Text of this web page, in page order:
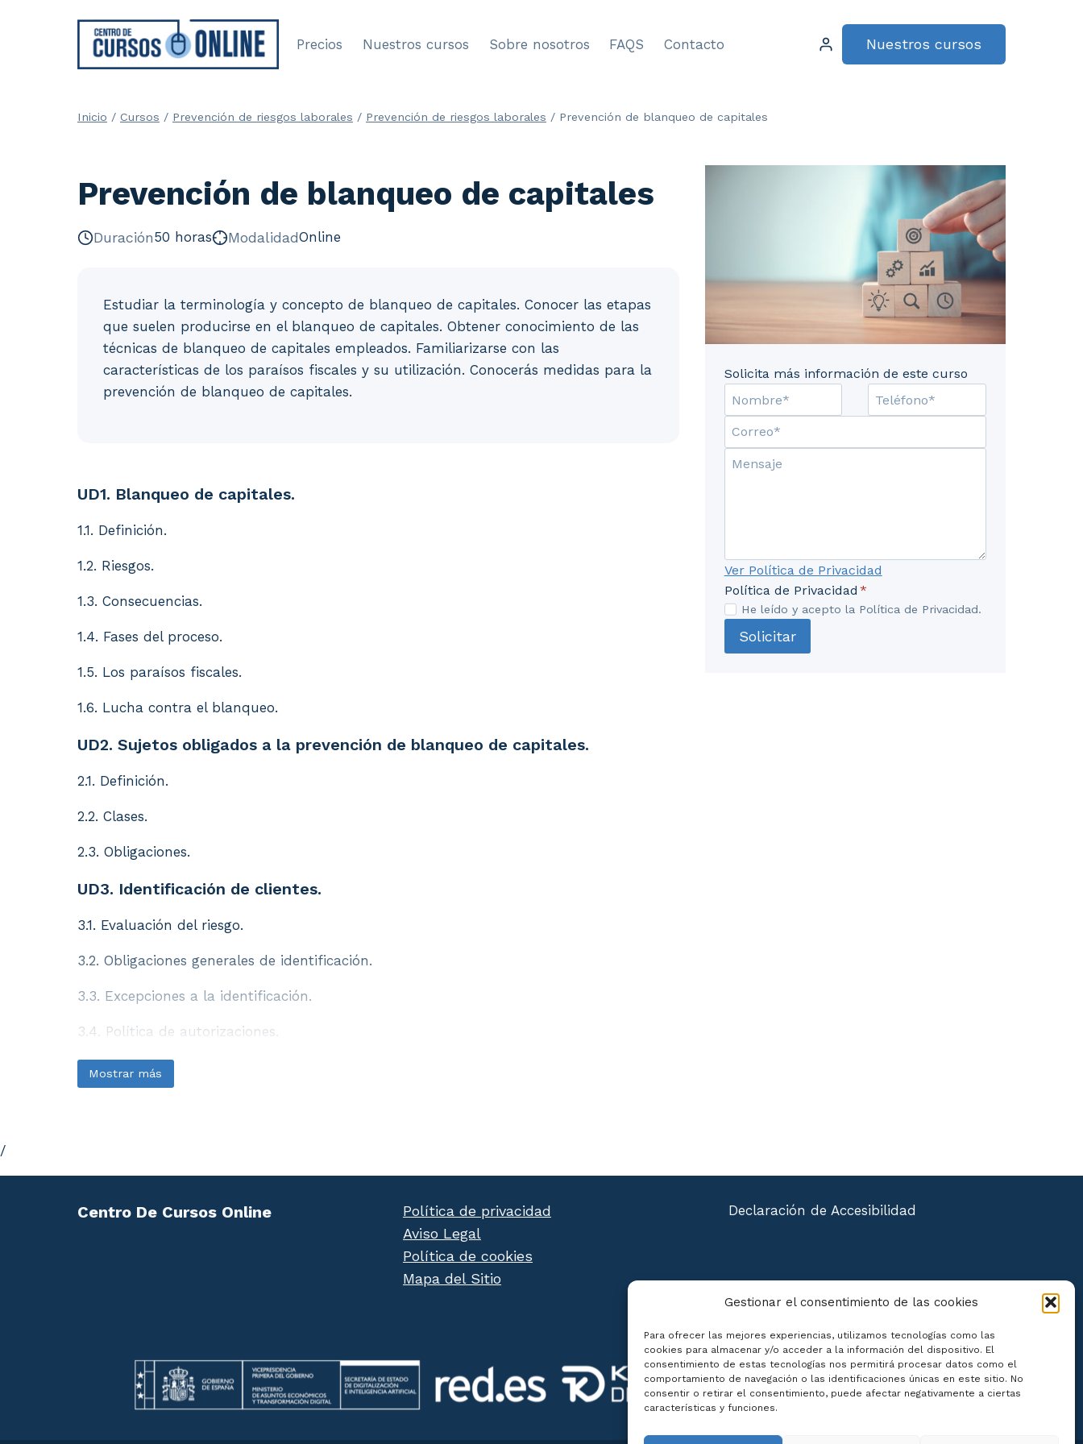
Gestionar el consentimiento de las cookies
Para ofrecer las mejores experiencias, utilizamos tecnologías como las
cookies para almacenar y/o acceder a la información del dispositivo. El
consentimiento de estas tecnologías nos permitirá procesar datos como el
comportamiento de navegación o las identificaciones únicas en este sitio. No
consentir o retirar el consentimiento, puede afectar negativamente a ciertas
características y funciones.
Precios Nuestros cursos Sobre nosotros FAQS Contacto Nuestros cursos
Inicio / Cursos / Prevención de riesgos laborales / Prevención de riesgos laborales / Prevención de blanqueo de capitales
Prevención de blanqueo de capitales
Duración50 horas ModalidadOnline
Estudiar la terminología y concepto de blanqueo de capitales. Conocer las etapas
que suelen producirse en el blanqueo de capitales. Obtener conocimiento de las
técnicas de blanqueo de capitales empleados. Familiarizarse con las
características de los paraísos fiscales y su utilización. Conocerás medidas para la
prevención de blanqueo de capitales.
UD1. Blanqueo de capitales. 1.1. Definición. 1.2. Riesgos. 1.3. Consecuencias. 1.4. Fases del proceso. 1.5. Los paraísos fiscales. 1.6. Lucha contra el
UD1. Blanqueo de capitales.
1.1. Definición.
1.2. Riesgos.
1.3. Consecuencias.
1.4. Fases del proceso.
1.5. Los paraísos fiscales.
1.6. Lucha contra el blanqueo.
UD2. Sujetos obligados a la prevención de blanqueo de capitales.
2.1. Definición.
2.2. Clases.
2.3. Obligaciones.
UD3. Identificación de clientes.
3.1. Evaluación del riesgo.
3.2. Obligaciones generales de identificación.
3.3. Excepciones a la identificación.
3.4. Política de autorizaciones.
3.5. Procedimientos para conocer al cliente.
Mostrar más
Solicita más información de este curso
Ver Política de Privacidad
Política de Privacidad *
He leído y acepto la Política de Privacidad.
Solicitar
/
Centro De Cursos Online
Política de privacidad
Aviso Legal
Política de cookies
Mapa del Sitio
Declaración de Accesibilidad